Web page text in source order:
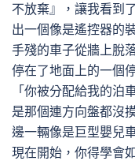
不放棄』，讓我看到
出一個像是遙控器的
手殘的車子從牆上脫
停在了地面上的一個
「你被分配給我的
是那個連方向盤都沒
邊一輛像是巨型嬰兒
現在開始，你得學會